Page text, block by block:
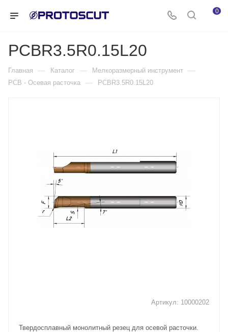
0
PCBR3.5R0.15L20
Главная — Каталог — Мелкоразмерный инструмент —
PCB - Осевая расточка — PCBR3.5R0.15L20
Артикул: 10000202
Твердосплавный монолитный резец для осевой расточки.